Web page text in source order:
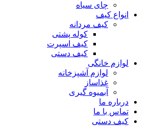
چای سیاه
انواع کیف
کیف مردانه
کوله پشتی
کیف اسپرت
کیف دستی
لوازم خانگی
لوازم آشپزخانه
غذاساز
آبمیوه گیری
درباره ما
تماس با ما
کیف دستی